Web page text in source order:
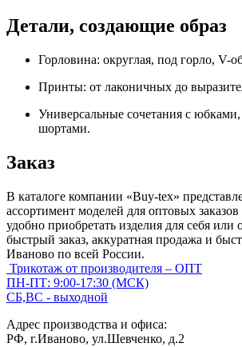
Детали, создающие образ
Горловина: округлая, под горло, V-
Принты: от лаконичных до
Универсальные сочетания с
шортами.
Заказ
В каталоге компании «Buy-tex»
ассортимент моделей для оптовых
удобно приобретать изделия для себя или
быстрый заказ, аккуратная продажа и
Иваново по всей России.
Трикотаж от производителя – ОПТ
ПН-ПТ: 9:00-17:30 (МСК)
СБ,ВС - выходной
Адрес производства и офиса:
РФ, г.Иваново, ул.Шевченко, д.2